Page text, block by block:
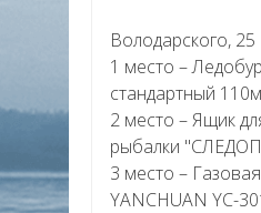
Володарского, 25
1 место –
стандартный 110м
2 место – Ящик
рыбалки
3 место –
YANCHUAN YC-